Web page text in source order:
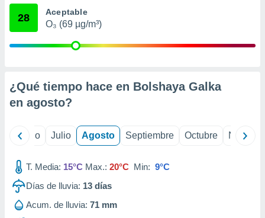
e
publicidad
1199
28 Aceptable
O₃ (69 µg/m³)
¿Qué tiempo hace en Bolshaya Galka
en agosto?
Junio Julio Agosto Septiembre Octubre
T. Media: 15°C Max.: 20°C Min: 9°C
Días de lluvia: 13 días
Acum. de lluvia: 71 mm